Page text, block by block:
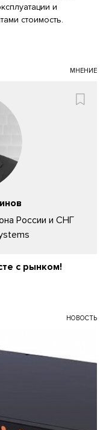
и
стоимость.
МНЕНИЕ
России и СНГ
с рынком!
НОВОСТЬ